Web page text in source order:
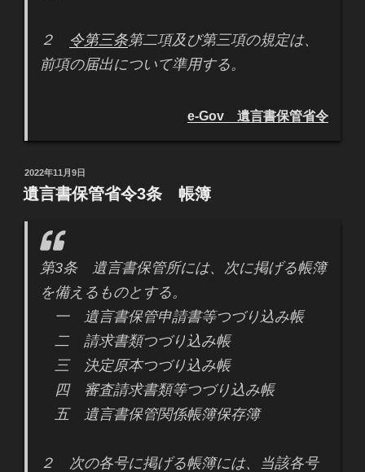
２ 令第三条第二項及び第三項の規定は、
前項の届出について準用する。
e-Gov 遺言書保管省令
投
稿
日:
2022年11月9日
遺言書保管省令3条 帳簿
第3条 遺言書保管所には、次に掲げる帳簿
を備えるものとする。
一 遺言書保管申請書等つづり込み帳
二 請求書類つづり込み帳
三 決定原本つづり込み帳
四 審査請求書類等つづり込み帳
五 遺言書保管関係帳簿保存簿
２ 次の各号に掲げる帳簿には、当該各号